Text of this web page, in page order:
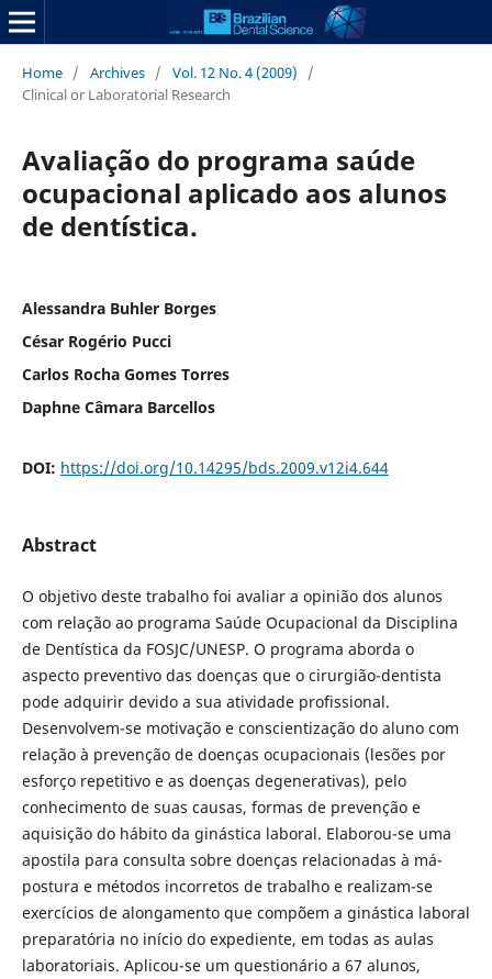
Home / Archives / Vol. 12 No. 4 (2009)
/
Clinical or Laboratorial Research
Avaliação do programa saúde
ocupacional aplicado aos alunos
de dentística.
Alessandra Buhler Borges
César Rogério Pucci
Carlos Rocha Gomes Torres
Daphne Câmara Barcellos
DOI: https://doi.org/10.14295/bds.2009.v12i4.644
Abstract
O objetivo deste trabalho foi avaliar a opinião dos alunos
com relação ao programa Saúde Ocupacional da Disciplina
de Dentística da FOSJC/UNESP. O programa aborda o
aspecto preventivo das doenças que o cirurgião-dentista
pode adquirir devido a sua atividade profissional.
Desenvolvem-se motivação e conscientização do aluno com
relação à prevenção de doenças ocupacionais (lesões por
esforço repetitivo e as doenças degenerativas), pelo
conhecimento de suas causas, formas de prevenção e
aquisição do hábito da ginástica laboral. Elaborou-se uma
apostila para consulta sobre doenças relacionadas à má-
postura e métodos incorretos de trabalho e realizam-se
exercícios de alongamento que compõem a ginástica laboral
preparatória no início do expediente, em todas as aulas
laboratoriais. Aplicou-se um questionário a 67 alunos,